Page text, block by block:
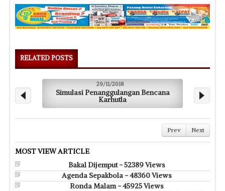
RELATED POSTS
29/11/2018
Simulasi Penanggulangan Bencana
Karhutla
Prev Next
MOST VIEW ARTICLE
Bakal Dijemput - 52389 Views
Agenda Sepakbola - 48360 Views
Ronda Malam - 45925 Views